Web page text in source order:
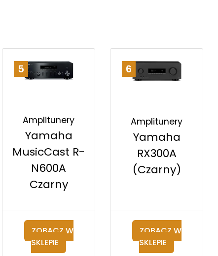
5
Amplitunery
Yamaha
MusicCast R-
N600A
Czarny
ZOBACZ W
SKLEPIE
6
Amplitunery
Yamaha
RX300A
(Czarny)
ZOBACZ W
SKLEPIE